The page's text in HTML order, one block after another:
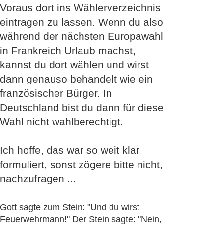
Voraus dort ins Wählerverzeichnis
eintragen zu lassen. Wenn du also
während der nächsten Europawahl
in Frankreich Urlaub machst,
kannst du dort wählen und wirst
dann genauso behandelt wie ein
französischer Bürger. In
Deutschland bist du dann für diese
Wahl nicht wahlberechtigt.
Ich hoffe, das war so weit klar
formuliert, sonst zögere bitte nicht,
nachzufragen ...
Gott sagte zum Stein: "Und du wirst
Feuerwehrmann!" Der Stein sagte: "Nein,